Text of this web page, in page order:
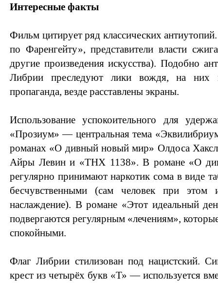
Интересные факты
Фильм цитирует ряд классических
по Фаренгейту», представители власти
другие произведения искусства). Подобно
Либрии преследуют лики вождя, на них
пропаганда, везде расставлены экраны.
Использование успокоительного для
«Прозиум» — центральная тема
романах «О дивный новый мир» Олдоса
Айры Левин и «THX 1138». В романе «О
регулярно принимают наркотик сома в виде
бесчувственными (сам человек при этом
наслаждение). В романе «Этот идеальный
подвергаются регулярным «лечениям»,
спокойными.
Флаг Либрии стилизован под нацистский.
крест из четырёх букв «Т» — используется